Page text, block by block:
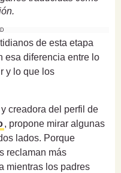
de esta etapa
esa diferencia entre lo
y lo que los
creadora del perfil de
, propone mirar algunas
lados. Porque
reclaman más
mientras los padres